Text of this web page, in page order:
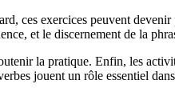
ces exercices peuvent
et le discernement de la
la pratique. Enfin, les
jouent un rôle essentiel